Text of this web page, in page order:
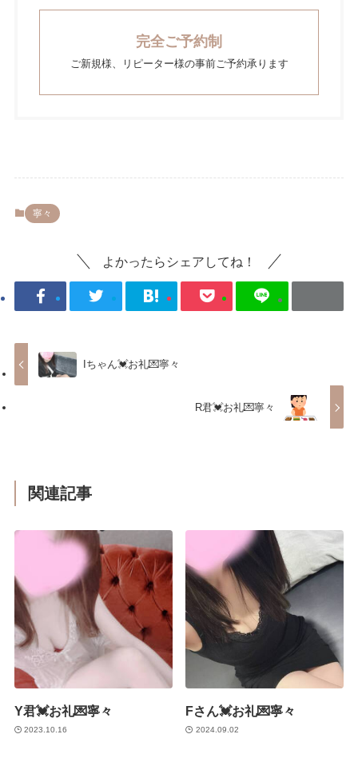
完全ご予約制
ご新規様、リピーター様の事前ご予約承ります
寧々
よかったらシェアしてね！
Iちゃん💓お礼💌寧々
R君💓お礼💌寧々
関連記事
Y君💓お礼💌寧々
2023.10.16
Fさん💓お礼💌寧々
2024.09.02